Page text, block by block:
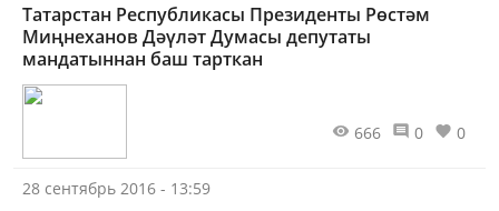
Татарстан Республикасы Президенты Рөстәм
Миңнеханов Дәүләт Думасы депутаты
мандатыннан баш тарткан
666 0 0
28 сентябрь 2016 - 13:59